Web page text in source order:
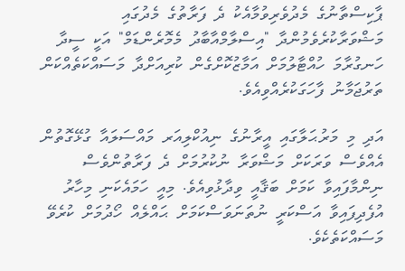
ޕާކިސްތާނުގެ މެދުވެރިވުމާއެކު ދެ ފަރާތުގެ މެދުގައި
މަޝްވަރާކުރެވެމުންދާ "އިސްލާމްއާބާދު މެމޮރެންޑަމް" އަކީ ސީދާ
ހަނގުރާމަ ހުއްޓާލުމަށް އަމާޒުކޮށްގެން ކުރިއަށްދާ މަސައްކަތެއްކަން
ތަރުޖަމާނު ފާހަގަކުރެއްވިއެވެ.
އަދި މި މަރުޙަލާގައި އީރާނުގެ ނިއުކްލިއަރ މައްސަލައާ ގުޅޭގޮތުން
އެއްވެސް ވަރަކަށް މަޝްވަރާ ނުކުރުމަށް ދެ ފަރާތުންވެސް
ނިންމާފައިވާ ކަމަށް ބަޤާއީ ވިދާޅުވިއެވެ. މިއީ ހަމައެކަނި މިހާރު
އުފެދިފައިވާ އަސްކަރީ ނުތަނަވަސްކަމަށް ޙައްލެއް ހޯދުމަށް ކުރެވޭ
މަސައްކަތެކެވެ.